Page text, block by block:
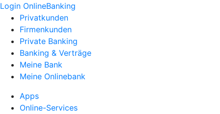
Login OnlineBanking
Privatkunden
Firmenkunden
Private Banking
Banking & Verträge
Meine Bank
Meine Onlinebank
Apps
Online-Services